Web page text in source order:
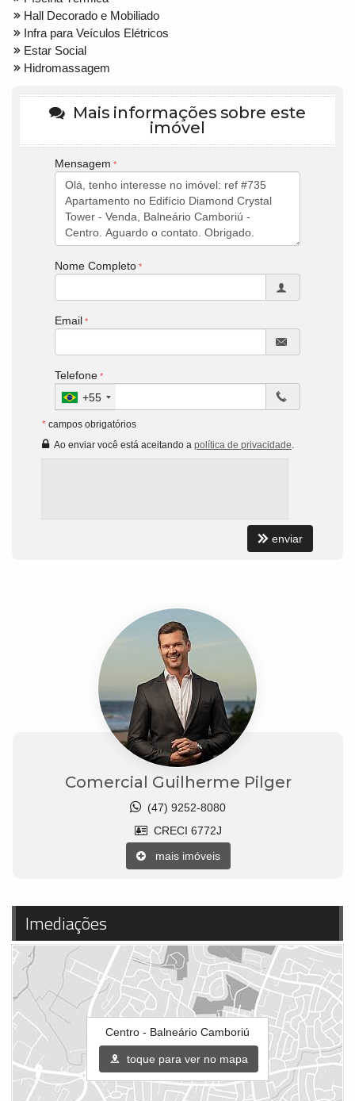
Hall Decorado e Mobiliado
Infra para Veículos Elétricos
Estar Social
Hidromassagem
Mais informações sobre este
imóvel
Mensagem
Nome Completo
Email
Telefone
+55
* campos obrigatórios
Ao enviar você está aceitando a política de privacidade.
enviar
Comercial Guilherme Pilger
(47) 9252-8080
CRECI 6772J
mais imóveis
Imediações
Centro - Balneário Camboriú
toque para ver no mapa